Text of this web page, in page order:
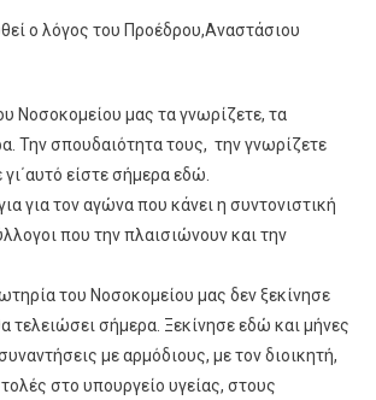
ο λόγος του Προέδρου,Αναστάσιου
Νοσοκομείου μας τα γνωρίζετε, τα
Την σπουδαιότητα τους, την γνωρίζετε
είστε σήμερα εδώ.
για τον αγώνα που κάνει η συντονιστική
που την πλαισιώνουν και την
του Νοσοκομείου μας δεν ξεκίνησε
τελειώσει σήμερα. Ξεκίνησε εδώ και μήνες
με αρμόδιους, με τον διοικητή,
στο υπουργείο υγείας, στους